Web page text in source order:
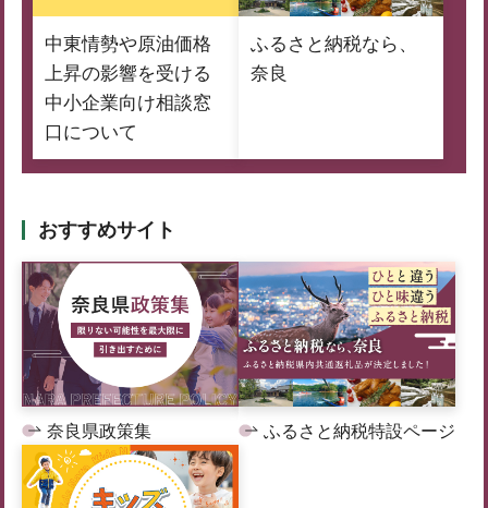
中東情勢や原油価格
上昇の影響を受ける
中小企業向け相談窓
口について
ふるさと納税なら、
奈良
おすすめサイト
奈良県政策集 ふるさと納税特設ページ